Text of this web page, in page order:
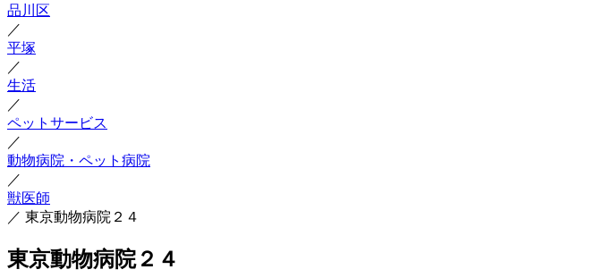
品川区
／
平塚
／
生活
／
ペットサービス
／
動物病院・ペット病院
／
獣医師
／ 東京動物病院２４
東京動物病院２４